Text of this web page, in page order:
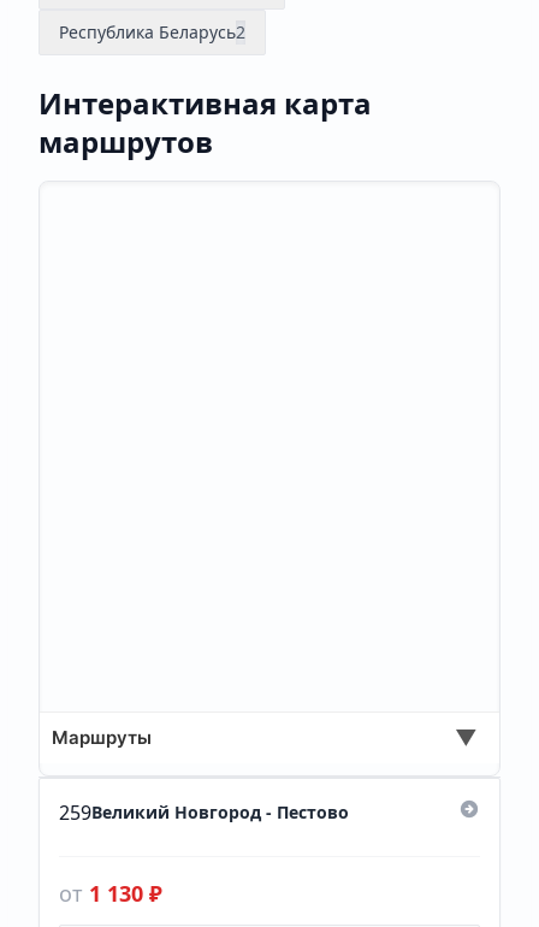
Республика Беларусь2
Интерактивная карта
маршрутов
Маршруты ▼
259Великий Новгород - Пестово
от 1 130 ₽